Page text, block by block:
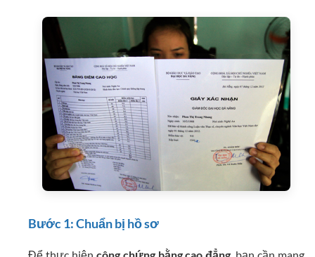
Bước 1: Chuẩn bị hồ sơ
Để thực hiện công chứng bằng cao đẳng , bạn cần mang